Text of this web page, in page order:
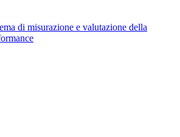
di misurazione e valutazione della